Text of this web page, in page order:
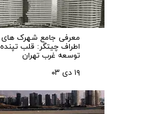
معرفی جامع شهرک‌ های
اطراف چیتگر: قلب تپنده
توسعه غرب تهران
۱۹ دی ۰۳